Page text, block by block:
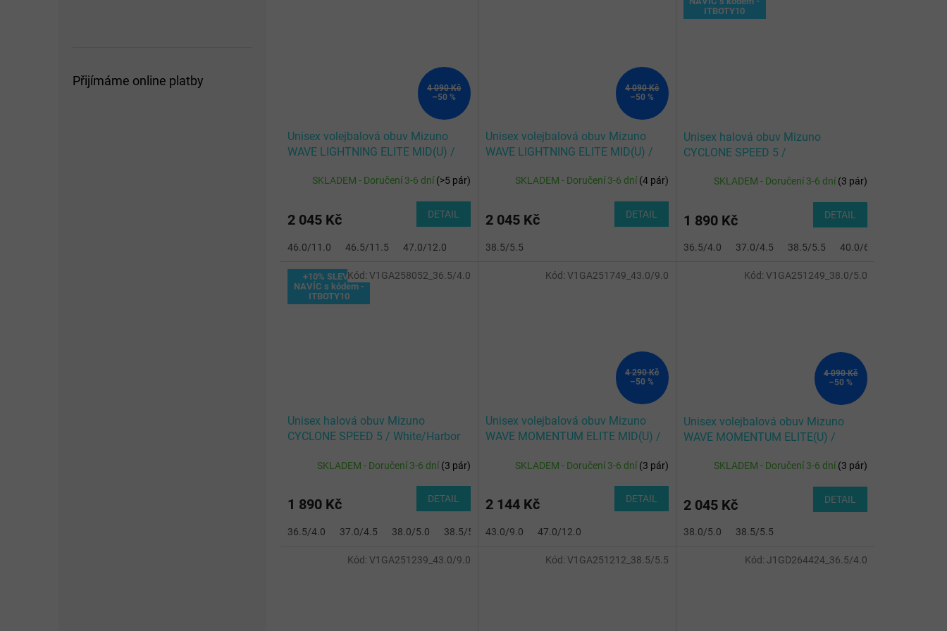
Přijímáme online platby
4 090 Kč
–50 %
Unisex volejbalová obuv Mizuno
WAVE LIGHTNING ELITE MID(U) /
SKLADEM - Doručení 3-6 dní(>5 pár)
2 045 Kč DETAIL
46.0/11.0 46.5/11.5 47.0/12.0
4 090 Kč
–50 %
Unisex volejbalová obuv Mizuno
WAVE LIGHTNING ELITE MID(U) /
SKLADEM - Doručení 3-6 dní(4 pár)
2 045 Kč DETAIL
38.5/5.5
ITBOTY10
Unisex halová obuv Mizuno
CYCLONE SPEED 5 /
SKLADEM - Doručení 3-6 dní(3 pár)
1 890 Kč DETAIL
36.5/4.0 37.0/4.5 38.5/5.5 40.0/6.5
+10% SLEVA
NAVÍC s kódem -
ITBOTY10
Unisex halová obuv Mizuno
CYCLONE SPEED 5 / White/Harbor
SKLADEM - Doručení 3-6 dní(3 pár)
1 890 Kč DETAIL
36.5/4.0 37.0/4.5 38.0/5.0 38.5/5.5 39.0/6.0 40.0/6.5 41.0/7.5 42.0/8.0 42.5/8.5
Kód: V1GA258052_36.5/4.0
4 290 Kč
–50 %
Unisex volejbalová obuv Mizuno
WAVE MOMENTUM ELITE MID(U) /
SKLADEM - Doručení 3-6 dní(3 pár)
2 144 Kč DETAIL
43.0/9.0 47.0/12.0
Kód: V1GA251749_43.0/9.0
4 090 Kč
–50 %
Unisex volejbalová obuv Mizuno
WAVE MOMENTUM ELITE(U) /
SKLADEM - Doručení 3-6 dní(3 pár)
2 045 Kč DETAIL
38.0/5.0 38.5/5.5
Kód: V1GA251249_38.0/5.0
Kód: V1GA251239_43.0/9.0 Kód: V1GA251212_38.5/5.5 Kód: J1GD264424_36.5/4.0